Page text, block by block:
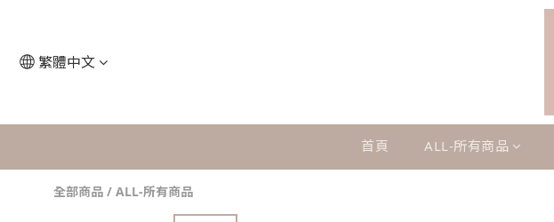
繁體中文
首頁 ALL-所有商品
全部商品 / ALL-所有商品